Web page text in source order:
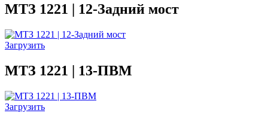
МТЗ 1221 | 12-Задний мост
Загрузить
МТЗ 1221 | 13-ПВМ
Загрузить